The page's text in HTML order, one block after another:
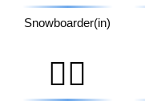
Snowboarder(in)
🏌️‍♀️